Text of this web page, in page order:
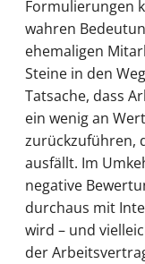
Formulierungen
wahren
ehemaligen
Steine in den
Tatsache, dass
ein wenig an
zurückzuführen,
ausfällt. Im
negative
durchaus mit
wird – und
der